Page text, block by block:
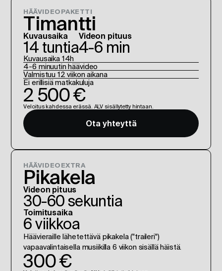
HÄÄVIDEOPAKETTI
Timantti
Kuvausaika
14 tuntia
Videon pituus
4-6 min
Kuvausaika 14h
4-6 minuutin häävideo
Valmistuu 12 viikon aikana
Ei erillisiä matkakuluja
2 500 €
Veloitus kahdessa erässä. ALV sisällytetty hintaan.
Ota yhteyttä
HÄÄVIDEOEXTRA
Pikakela
Videon pituus
30-60 sekuntia
Toimitusaika
6 viikkoa
Häävieraille lähetettävä pikakela ("traileri")
vapaavalintaisella musiikilla 6 viikon sisällä häistä.
300 €